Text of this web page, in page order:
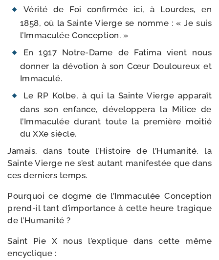
Vérité de Foi confir­mée ici, à Lourdes, en
1858, où la Sainte Vierge se nomme : « Je suis
l’Immaculée Conception. »
En 1917 Notre-​Dame de Fatima vient nous
don­ner la dévo­tion à son Cœur Douloureux et
Immaculé.
Le RP Kolbe, à qui la Sainte Vierge appa­raît
dans son enfance, déve­lop­pe­ra la Milice de
l’Immaculée durant toute la pre­mière moi­tié
du XXe siècle.
Jamais, dans toute l’Histoire de l’Humanité, la
Sainte Vierge ne s’est autant mani­fes­tée que dans
ces der­niers temps.
Pourquoi ce dogme de l’Immaculée Conception
prend-​il tant d’importance à cette heure tra­gique
de l’Humanité ?
Saint Pie X nous l’explique dans cette même
encyclique :